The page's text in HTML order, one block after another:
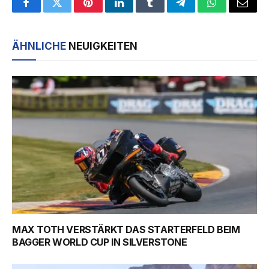
FacebookTwitterPinterestLinkedInTumblrTelegramWhatsApp
Email
ÄHNLICHE NEUIGKEITEN
MAX TOTH VERSTÄRKT DAS STARTERFELD BEIM
BAGGER WORLD CUP IN SILVERSTONE